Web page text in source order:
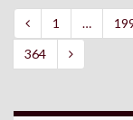
1 …
364